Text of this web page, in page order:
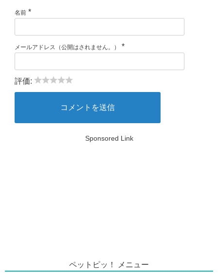
名前 *
メールアドレス（公開はされません。） *
評価:
Sponsored Link
ペットピッ！ メニュー